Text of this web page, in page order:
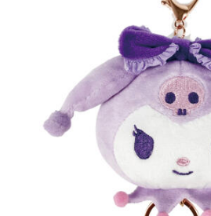
拼砌組合及樂高LEGO
玩具車,貨車,火車及遙控系列
手工藝,文具,蠟筆,泥膠,畫板
娃娃, 芭比,收藏公仔
Miniso名創優品
playpop